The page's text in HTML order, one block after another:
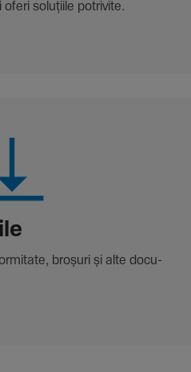
solu­țiile potri­vite.
broșuri și alte docu­